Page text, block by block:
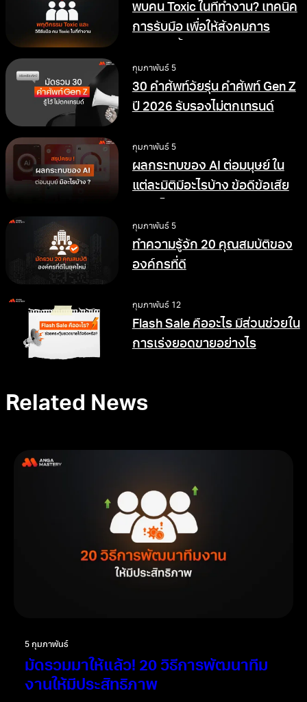
พบคน Toxic ในที่ทำงาน? เทคนิค
การรับมือ เพื่อให้สังคมการ
กุมภาพันธ์ 5
30 คำศัพท์วัยรุ่น คำศัพท์ Gen Z
ปี 2026 รับรองไม่ตกเทรนด์
กุมภาพันธ์ 5
ผลกระทบของ AI ต่อมนุษย์ ใน
แต่ละมิติมีอะไรบ้าง ข้อดีข้อเสีย
กุมภาพันธ์ 5
ทำความรู้จัก 20 คุณสมบัติของ
องค์กรที่ดี
กุมภาพันธ์ 12
Flash Sale คืออะไร มีส่วนช่วยใน
การเร่งยอดขายอย่างไร
Related News
5 กุมภาพันธ์
มัดรวมมาให้แล้ว! 20 วิธีการพัฒนาทีม
งานให้มีประสิทธิภาพ